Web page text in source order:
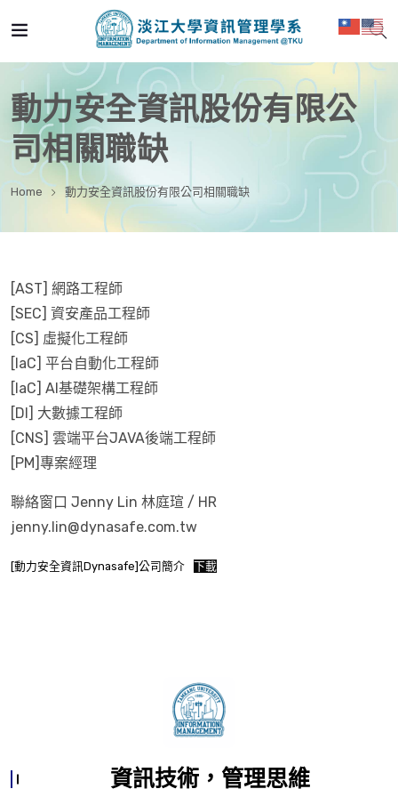
動力安全資訊股份有限公
司相關職缺
Home 動力安全資訊股份有限公司相關職缺
[AST] 網路工程師
[SEC] 資安產品工程師
[CS] 虛擬化工程師
[IaC] 平台自動化工程師
[IaC] AI基礎架構工程師
[DI] 大數據工程師
[CNS] 雲端平台JAVA後端工程師
[PM]專案經理
聯絡窗口 Jenny Lin 林庭瑄 / HR
jenny.lin@dynasafe.com.tw
[動力安全資訊Dynasafe]公司簡介 下載
資訊技術，管理思維